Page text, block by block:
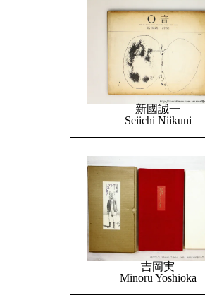
新國誠一
Seiichi Niikuni
吉岡実
Minoru Yoshioka